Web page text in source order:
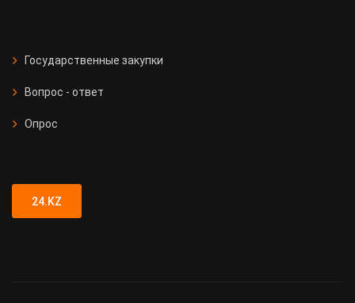
Государственные закупки
Вопрос - ответ
Опрос
24.KZ